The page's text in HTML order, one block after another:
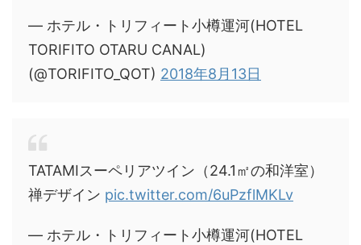
— ホテル・トリフィート小樽運河(HOTEL
TORIFITO OTARU CANAL)
(@TORIFITO_QOT) 2018年8月13日
TATAMIスーペリアツイン（24.1㎡の和洋室）
禅デザイン pic.twitter.com/6uPzflMKLv
— ホテル・トリフィート小樽運河(HOTEL